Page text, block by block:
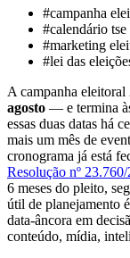
#campanha
#calendário
#marketing
#lei das
A campanha
agosto — e termina
essas duas datas há
mais um mês de
cronograma já está
Resolução nº
6 meses do pleito,
útil de planejamento
data-âncora em
conteúdo, mídia,